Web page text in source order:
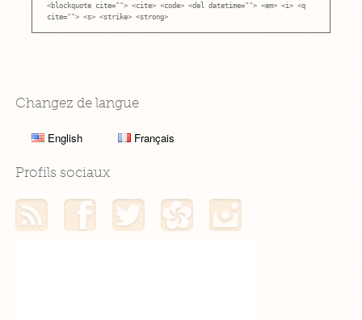
<blockquote cite=""> <cite> <code> <del datetime=""> <em> <i> <q
cite=""> <s> <strike> <strong>
Changez de langue
English Français
Profils sociaux
Mon flux RSSMon profil Facebook
Mon profil TwitterMon profil Hellocoton